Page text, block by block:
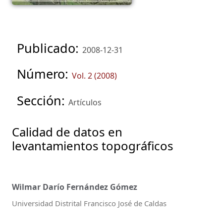
Publicado: 2008-12-31
Número: Vol. 2 (2008)
Sección: Artículos
Calidad de datos en
levantamientos topográficos
Wilmar Darío Fernández Gómez
Universidad Distrital Francisco José de Caldas